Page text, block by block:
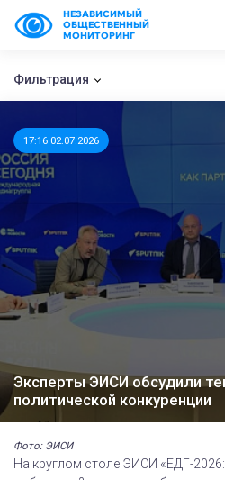
НЕЗАВИСИМЫЙ
ОБЩЕСТВЕННЫЙ
МОНИТОРИНГ
Фильтрация
17:16 02.07.2026
Эксперты ЭИСИ обсудили
политической конкуренции
Фото: ЭИСИ
На круглом столе ЭИСИ «ЕДГ-